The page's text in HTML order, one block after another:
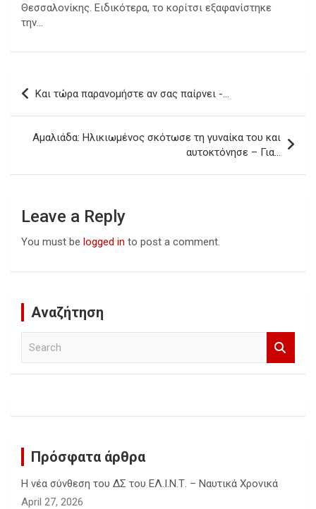
Θεσσαλονίκης. Ειδικότερα, το κορίτσι εξαφανίστηκε
την…
Post
navigation
Και τώρα παρανομήστε αν σας παίρνει -…
Αμαλιάδα: Ηλικιωμένος σκότωσε τη γυναίκα του και
αυτοκτόνησε – Για…
Leave a Reply
You must be logged in to post a comment.
Αναζήτηση
h
Πρόσφατα άρθρα
Η νέα σύνθεση του ΔΣ του ΕΛ.Ι.Ν.Τ. – Ναυτικά Χρονικά
April 27, 2026